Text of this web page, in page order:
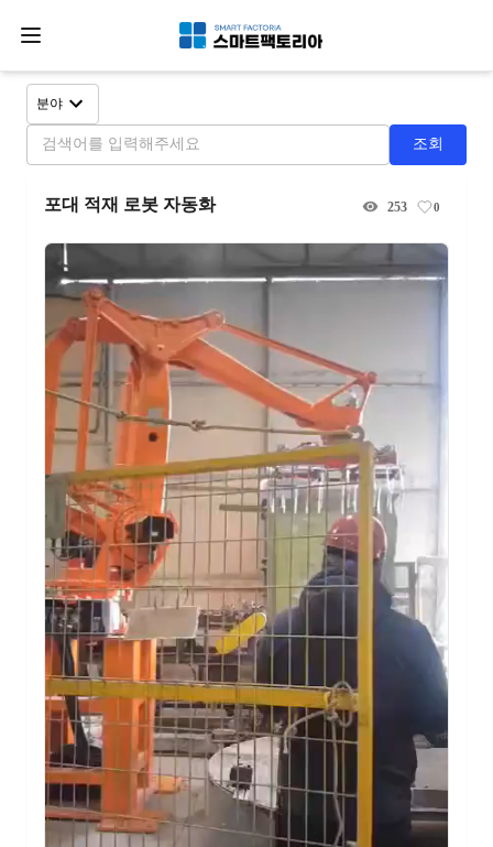
분야
조회
포대 적재 로봇 자동화 253 0